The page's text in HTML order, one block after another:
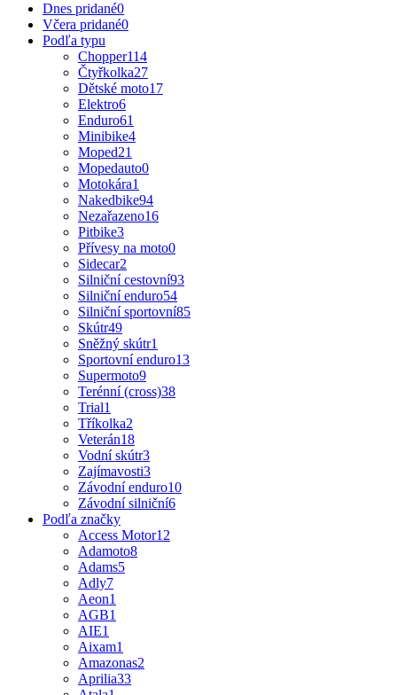
Dnes pridané0
Včera pridané0
Podľa typu
Chopper114
Čtyřkolka27
Dětské moto17
Elektro6
Enduro61
Minibike4
Moped21
Mopedauto0
Motokára1
Nakedbike94
Nezařazeno16
Pitbike3
Přívesy na moto0
Sidecar2
Silniční cestovní93
Silniční enduro54
Silniční sportovní85
Skútr49
Sněžný skútr1
Sportovní enduro13
Supermoto9
Terénní (cross)38
Trial1
Tříkolka2
Veterán18
Vodní skútr3
Zajímavosti3
Závodní enduro10
Závodní silniční6
Podľa značky
Access Motor12
Adamoto8
Adams5
Adly7
Aeon1
AGB1
AIE1
Aixam1
Amazonas2
Aprilia33